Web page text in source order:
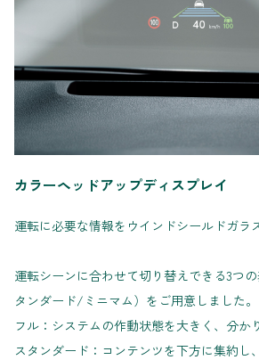
カラーヘッドアップディスプレイ
運転に必要な情報をウインドシールドガラ
運転シーンに合わせて切り替えできる3つ
タンダード/ミニマム）をご用意しました。
フル：システムの作動状態を大きく、分か
スタンダード：コンテンツを下方に集約し